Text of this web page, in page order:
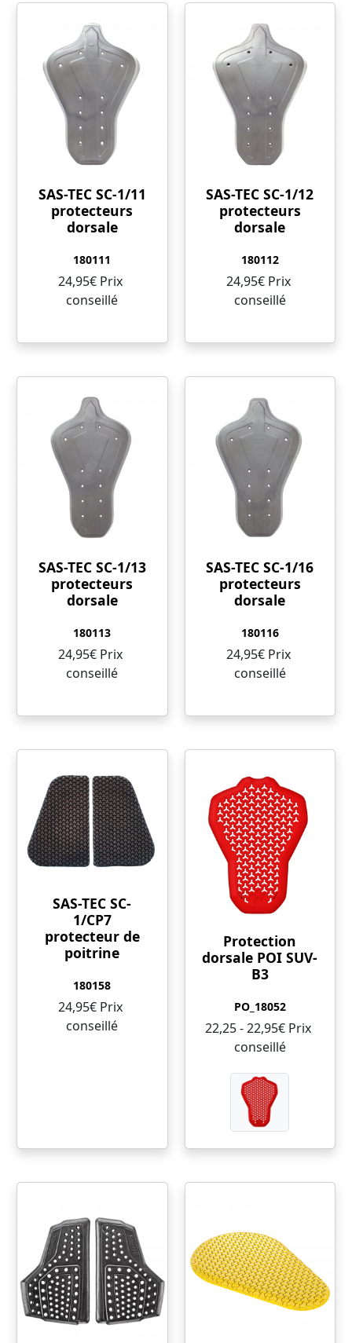
SAS-TEC SC-1/11
protecteurs
dorsale
180111
24,95€ Prix ​​
conseillé
SAS-TEC SC-1/12
protecteurs
dorsale
180112
24,95€ Prix ​​
conseillé
SAS-TEC SC-1/13
protecteurs
dorsale
180113
24,95€ Prix ​​
conseillé
SAS-TEC SC-1/16
protecteurs
dorsale
180116
24,95€ Prix ​​
conseillé
SAS-TEC SC-
1/CP7
protecteur de
poitrine
180158
24,95€ Prix ​​
conseillé
Protection
dorsale POI SUV-
B3
PO_18052
22,25 - 22,95€ Prix ​​
conseillé